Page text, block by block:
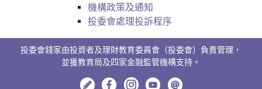
機構政策及通知
投委會處理投訴程序
投委會錢家由投資者及理財教育委員會（投委會）負責管理，
並獲教育局及四家金融監管機構支持。